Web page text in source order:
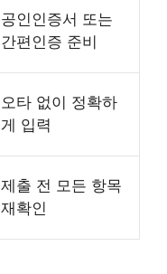
공인인증서 또는
간편인증 준비
오타 없이 정확하
게 입력
제출 전 모든 항목
재확인